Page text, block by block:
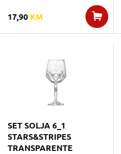
17,90 KM
SET SOLJA 6_1
STARS&STRIPES
TRANSPARENTE